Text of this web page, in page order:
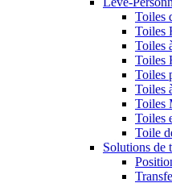
Toiles
Toiles
Toiles
Toiles
Toiles
Toiles
Toiles
Toiles
Toile
Solutions de